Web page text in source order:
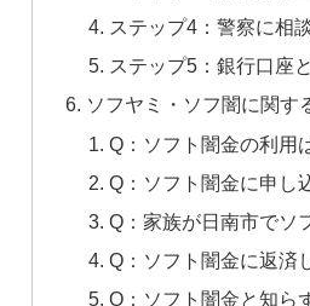
ステップ4：警察に相
ステップ5：銀行口座
ソフヤミ・ソフ闇に関す
Q：ソフト闇金の利用
Q：ソフト闇金に申し
Q：家族が日南市でソ
Q：ソフト闇金に返済
Q：ソフト闇金と知ら